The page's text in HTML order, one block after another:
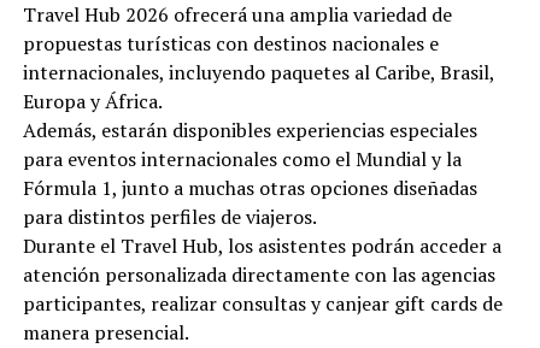
Travel Hub 2026 ofrecerá una amplia variedad de
propuestas turísticas con destinos nacionales e
internacionales, incluyendo paquetes al Caribe, Brasil,
Europa y África.
Además, estarán disponibles experiencias especiales
para eventos internacionales como el Mundial y la
Fórmula 1, junto a muchas otras opciones diseñadas
para distintos perfiles de viajeros.
Durante el Travel Hub, los asistentes podrán acceder a
atención personalizada directamente con las agencias
participantes, realizar consultas y canjear gift cards de
manera presencial.